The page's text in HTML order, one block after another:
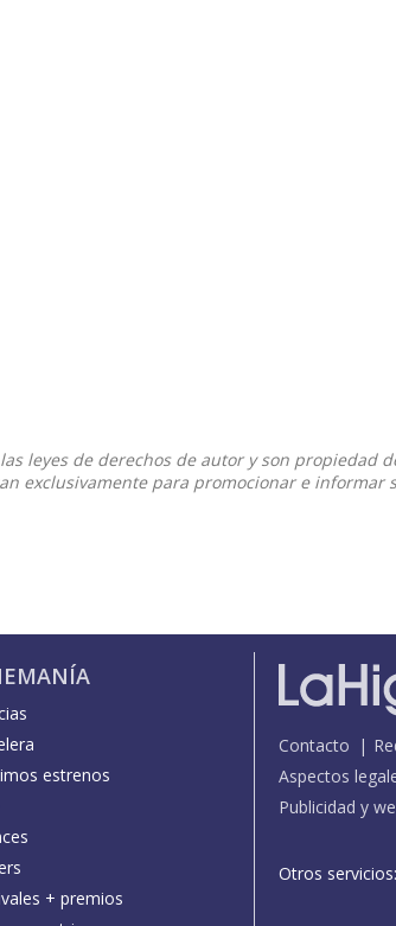
leyes de derechos de autor y son propiedad
exclusivamente para promocionar e informar
estrenos
+ premios
Contacto
Aspectos
Publicidad y
Otros servicios: